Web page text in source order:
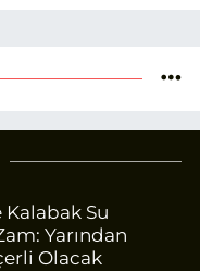
Kalabak Su
Yarından
Olacak